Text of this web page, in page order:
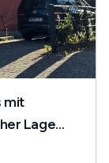
mit
Lage